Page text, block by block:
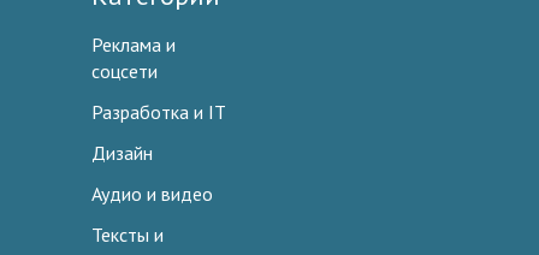
Реклама и
соцсети
Разработка и IT
Дизайн
Аудио и видео
Тексты и